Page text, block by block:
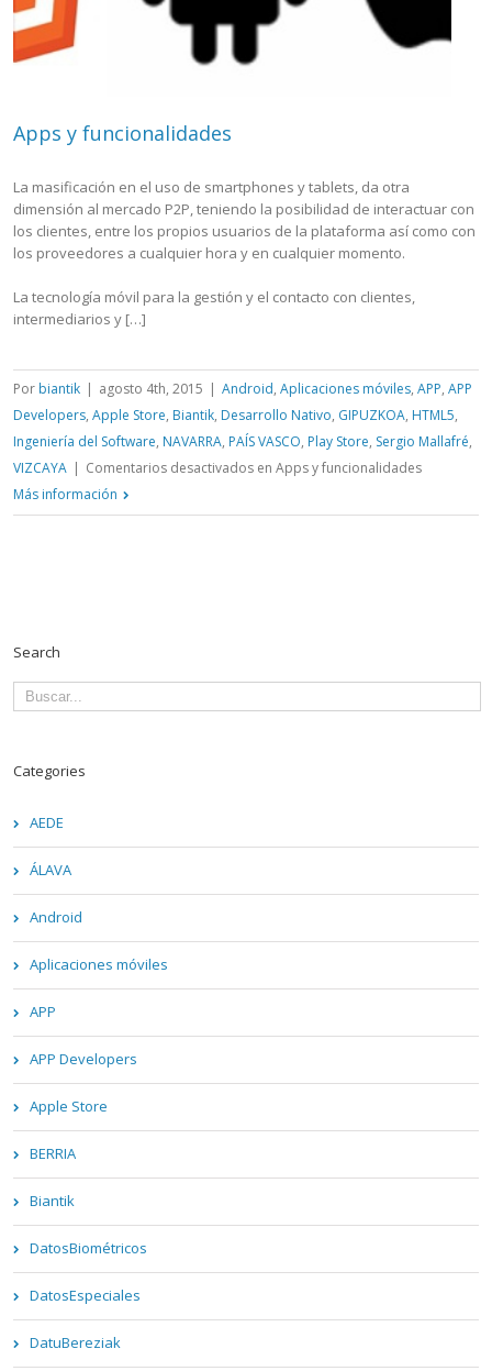
Apps y funcionalidades
La masificación en el uso de smartphones y tablets, da otra
dimensión al mercado P2P, teniendo la posibilidad de interactuar con
los clientes, entre los propios usuarios de la plataforma así como con
los proveedores a cualquier hora y en cualquier momento.
La tecnología móvil para la gestión y el contacto con clientes,
intermediarios y […]
Por biantik | agosto 4th, 2015 | Android, Aplicaciones móviles, APP, APP
Developers, Apple Store, Biantik, Desarrollo Nativo, GIPUZKOA, HTML5,
Ingeniería del Software, NAVARRA, PAÍS VASCO, Play Store, Sergio Mallafré,
VIZCAYA | Comentarios desactivados en Apps y funcionalidades
Más información
Search
Categories
AEDE
ÁLAVA
Android
Aplicaciones móviles
APP
APP Developers
Apple Store
BERRIA
Biantik
DatosBiométricos
DatosEspeciales
DatuBereziak